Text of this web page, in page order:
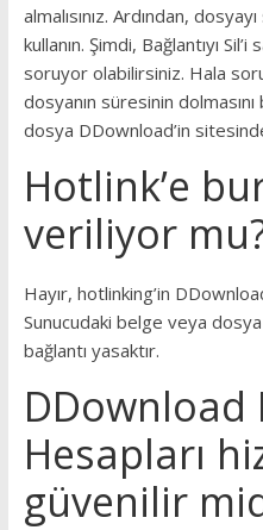
almalısınız. Ardından,
kullanın. Şimdi, Bağlantıyı
soruyor olabilirsiniz. Hala
dosyanın süresinin
dosya DDownload’in
Hotlink’e
veriliyor
Hayır, hotlinking’in
Sunucudaki belge veya
bağlantı yasaktır.
DDownload
Hesapları
güvenilir